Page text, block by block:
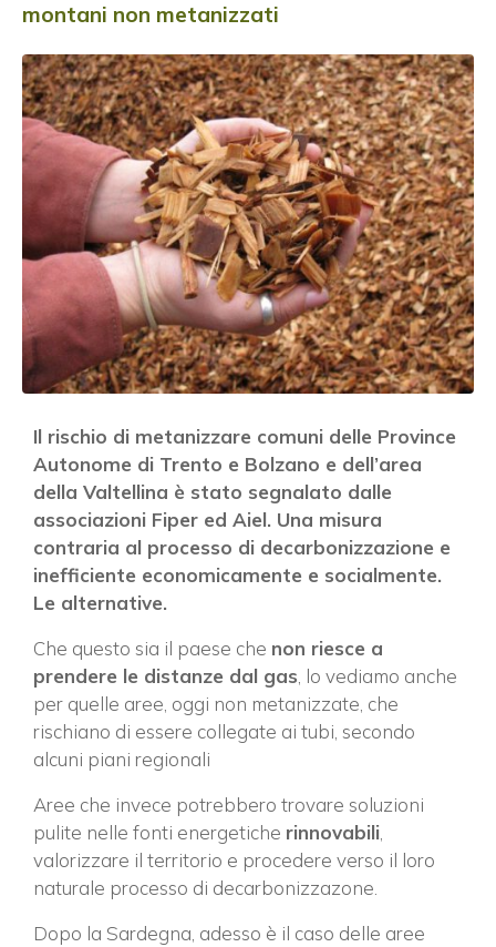
montani non metanizzati
Il rischio di metanizzare comuni delle Province
Autonome di Trento e Bolzano e dell’area
della Valtellina è stato segnalato dalle
associazioni Fiper ed Aiel. Una misura
contraria al processo di decarbonizzazione e
inefficiente economicamente e socialmente.
Le alternative.
Che questo sia il paese che non riesce a
prendere le distanze dal gas, lo vediamo anche
per quelle aree, oggi non metanizzate, che
rischiano di essere collegate ai tubi, secondo
alcuni piani regionali
Aree che invece potrebbero trovare soluzioni
pulite nelle fonti energetiche rinnovabili,
valorizzare il territorio e procedere verso il loro
naturale processo di decarbonizzazone.
Dopo la Sardegna, adesso è il caso delle aree